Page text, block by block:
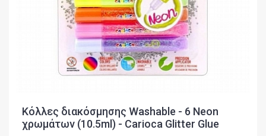
Κόλλες διακόσμησης Washable - 6 Neon
χρωμάτων (10.5ml) - Carioca Glitter Glue